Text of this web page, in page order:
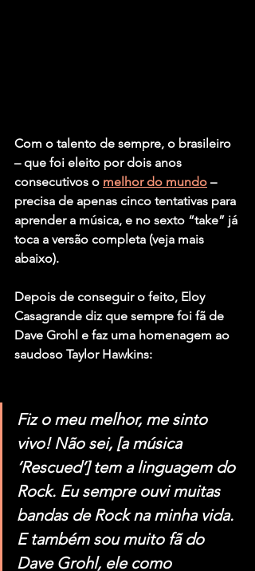
Com o talento de sempre, o brasileiro
– que foi eleito por dois anos
consecutivos o melhor do mundo –
precisa de apenas cinco tentativas para
aprender a música, e no sexto “take” já
toca a versão completa (veja mais
abaixo).
Depois de conseguir o feito, Eloy
Casagrande diz que sempre foi fã de
Dave Grohl e faz uma homenagem ao
saudoso Taylor Hawkins:
Fiz o meu melhor, me sinto
vivo! Não sei, [a música
‘Rescued’] tem a linguagem do
Rock. Eu sempre ouvi muitas
bandas de Rock na minha vida.
E também sou muito fã do
Dave Grohl, ele como